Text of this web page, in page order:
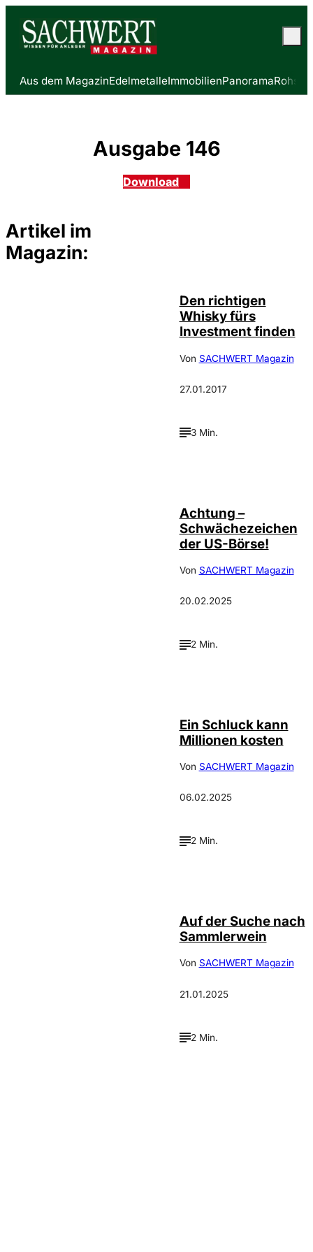
Aus dem MagazinEdelmetalleImmobilienPanorama
Ausgabe 146
Download
Artikel im
Magazin:
Den richtigen
Whisky fürs
Investment finden
Von SACHWERT Magazin
27.01.2017
3 Min.
Achtung –
Schwächezeichen
der US-Börse!
Von SACHWERT Magazin
20.02.2025
2 Min.
Ein Schluck kann
Millionen kosten
Von SACHWERT Magazin
06.02.2025
2 Min.
Auf der Suche nach
Sammlerwein
Von SACHWERT Magazin
21.01.2025
2 Min.